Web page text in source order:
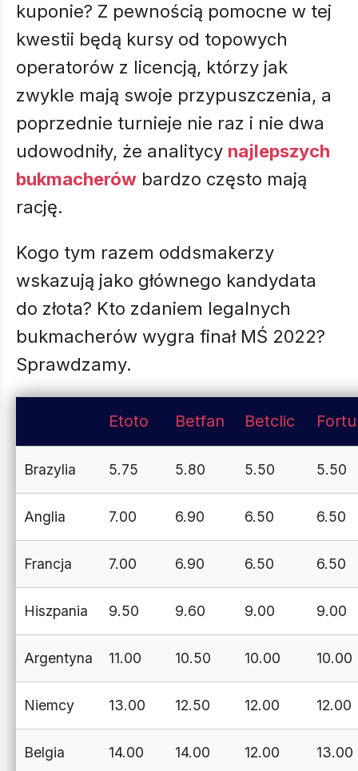
kuponie? Z pewnością pomocne w tej
kwestii będą kursy od topowych
operatorów z licencją, którzy jak
zwykle mają swoje przypuszczenia, a
poprzednie turnieje nie raz i nie dwa
udowodniły, że analitycy najlepszych
bukmacherów bardzo często mają
rację.
Kogo tym razem oddsmakerzy
wskazują jako głównego kandydata
do złota? Kto zdaniem legalnych
bukmacherów wygra finał MŚ 2022?
Sprawdzamy.
Etoto Betfan Betclic
Brazylia 5.75 5.80 5.50 5.50
Anglia 7.00 6.90 6.50 6.50
Francja 7.00 6.90 6.50 6.50
Hiszpania 9.50 9.60 9.00 9.00
Argentyna 11.00 10.50 10.00 10.00
Niemcy 13.00 12.50 12.00 12.00
Belgia 14.00 14.00 12.00 13.00